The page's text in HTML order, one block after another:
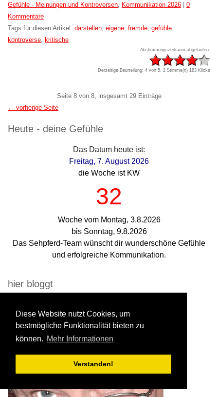
Diese Website nutzt Cookies, um
bestmögliche Funktionalität bieten zu
können. Mehr Informationen
Verstanden!
Kategorien:
Gefühle - Meinungen und Kontroversen, Kommunikation 2026
0
Kommentare
Tags für diesen Artikel: darstellen, eigene, fremde, gefühle,
kontroverse, kritische
Abstimmungszeitraum abgelaufen.
Derzeitige Beurteilung: 4 von 5, 2 Stimme(n) 183 Klicks
Seite 8 von 8, insgesamt 29 Einträge
← vorherige Seite
Seitenleiste
Heute - deine Gefühle
Das Datum heute ist:
Freitag, 7. August 2026
die Woche ist KW
32
Woche vom Montag, 3.8.2026
bis Sonntag, 9.8.2026
Das Sehpferd-Team wünscht dir wunderschöne Gefühle
und erfolgreiche Kommunikation.
hier bloggt